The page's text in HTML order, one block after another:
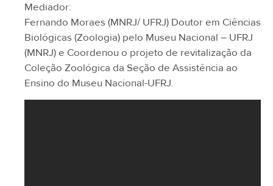
Mediador:
Fernando Moraes (MNRJ/ UFRJ) Doutor em Ciências
Biológicas (Zoologia) pelo Museu Nacional – UFRJ
(MNRJ) e Coordenou o projeto de revitalização da
Coleção Zoológica da Seção de Assistência ao
Ensino do Museu Nacional-UFRJ.